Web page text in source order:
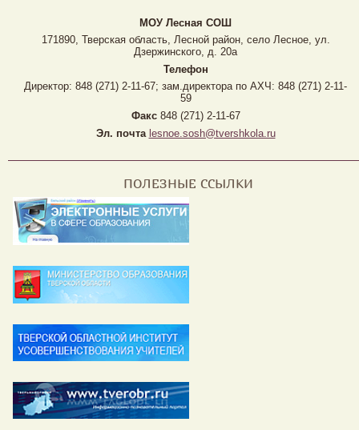
МОУ Лесная CОШ
171890, Тверская область, Лесной район, село Лесное, ул.
Дзержинского, д. 20а
Телефон
Директор: 848 (271) 2-11-67; зам.директора по АХЧ: 848 (271) 2-11-
59
Факс848 (271) 2-11-67
Эл. почта lesnoe.sosh@tvershkola.ru
ПОЛЕЗНЫЕ ССЫЛКИ